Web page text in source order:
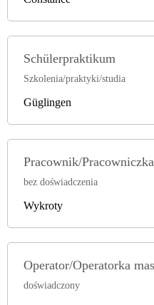
Schülerpraktikum
Szkolenia/praktyki/studia
Güglingen
Pracownik/
bez doświadczenia
Wykroty
Operator/Operatorka
doświadczony